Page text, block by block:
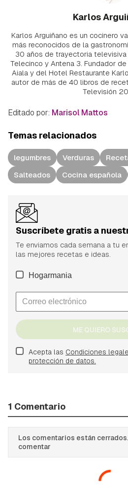
Karlos
Karlos Arguiñano es un cocinero
más reconocidos de la
30 años de trayectoria televisiva
Telecinco y Antena 3. Fundador
Aiala y del Hotel Restaurante
autor de más de 40 libros de
Televisión
Editado por: Marisol Mattos
Temas relacionados
legumbres Verduras
Salteados
Cocina española
Suscríbete gratis a
Te enviamos cada semana a tu
las mejores recetas e ideas.
Hogarmania
ME QUIERO
Acepta las Condiciones
protección de datos.
1 Comentario
Los comentarios están
comentar